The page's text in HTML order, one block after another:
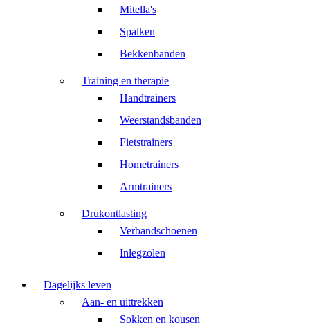
Mitella's
Spalken
Bekkenbanden
Training en therapie
Handtrainers
Weerstandsbanden
Fietstrainers
Hometrainers
Armtrainers
Drukontlasting
Verbandschoenen
Inlegzolen
Dagelijks leven
Aan- en uittrekken
Sokken en kousen